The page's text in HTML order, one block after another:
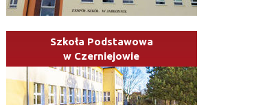
Szkoła Podstawowa
w Czerniejowie